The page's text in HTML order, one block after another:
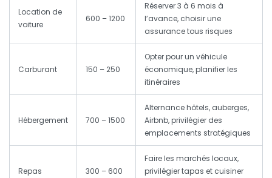
Location de
voiture
600 – 1200
Réserver 3 à 6 mois à
l’avance, choisir une
assurance tous risques
Carburant 150 – 250
Opter pour un véhicule
économique, planifier les
itinéraires
Hébergement 700 – 1500
Alternance hôtels, auberges,
Airbnb, privilégier des
emplacements stratégiques
Repas 300 – 600
Faire les marchés locaux,
privilégier tapas et cuisiner